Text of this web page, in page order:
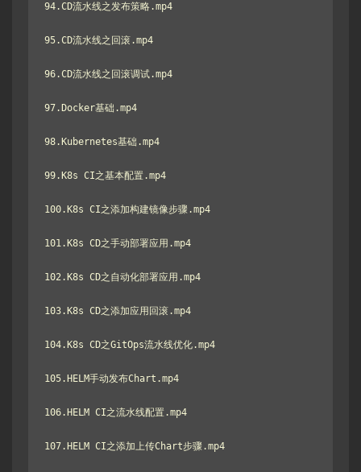
94.CD流水线之发布策略.mp4
95.CD流水线之回滚.mp4
96.CD流水线之回滚调试.mp4
97.Docker基础.mp4
98.Kubernetes基础.mp4
99.K8s CI之基本配置.mp4
100.K8s CI之添加构建镜像步骤.mp4
101.K8s CD之手动部署应用.mp4
102.K8s CD之自动化部署应用.mp4
103.K8s CD之添加应用回滚.mp4
104.K8s CD之GitOps流水线优化.mp4
105.HELM手动发布Chart.mp4
106.HELM CI之流水线配置.mp4
107.HELM CI之添加上传Chart步骤.mp4